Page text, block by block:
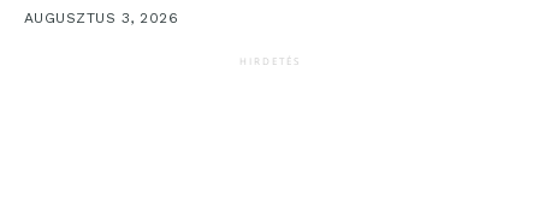
AUGUSZTUS 3, 2026
HIRDETÉS